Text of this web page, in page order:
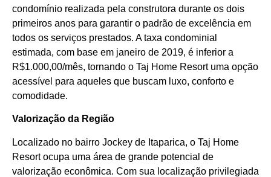
condomínio realizada pela construtora durante os dois
primeiros anos para garantir o padrão de excelência em
todos os serviços prestados. A taxa condominial
estimada, com base em janeiro de 2019, é inferior a
R$1.000,00/mês, tornando o Taj Home Resort uma opção
acessível para aqueles que buscam luxo, conforto e
comodidade.
Valorização da Região
Localizado no bairro Jockey de Itaparica, o Taj Home
Resort ocupa uma área de grande potencial de
valorização econômica. Com sua localização privilegiada